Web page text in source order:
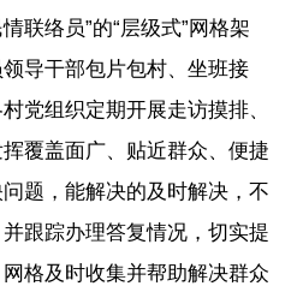
联络员”的“层级式”网格架
导干部包片包村、坐班接
党组织定期开展走访摸排、
覆盖面广、贴近群众、便捷
题，能解决的及时解决，不
跟踪办理答复情况，切实提
格及时收集并帮助解决群众